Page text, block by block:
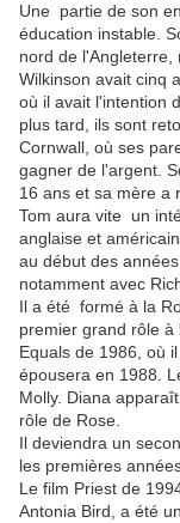
Une partie de son
éducation instable.
nord de l'Angleterre,
Wilkinson avait cinq
où il avait l'intention
plus tard, ils sont
Cornwall, où ses
gagner de l'argent.
16 ans et sa mère a
Tom aura vite un
anglaise et
au début des
notamment avec
Il a été formé à la
premier grand rôle à
Equals de 1986, où
épousera en 1988.
Molly. Diana
rôle de Rose.
Il deviendra un
les premières
Le film Priest de
Antonia Bird, a été